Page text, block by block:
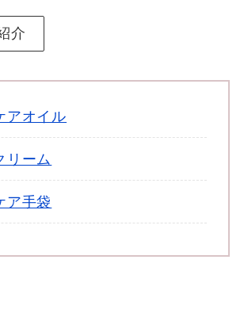
介
アオイル
リーム
ア手袋